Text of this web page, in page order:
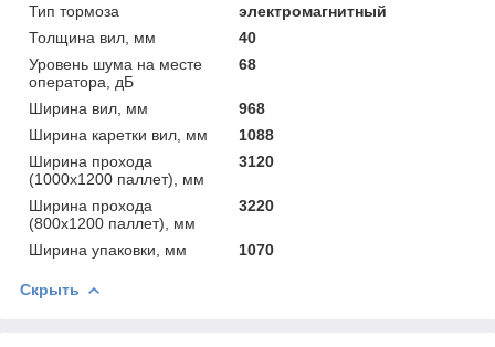
Тип тормоза
электромагнитный
Толщина вил, мм
40
Уровень шума на месте
оператора, дБ
68
Ширина вил, мм
968
Ширина каретки вил, мм
1088
Ширина прохода
(1000х1200 паллет), мм
3120
Ширина прохода
(800х1200 паллет), мм
3220
Ширина упаковки, мм 1070
Скрыть